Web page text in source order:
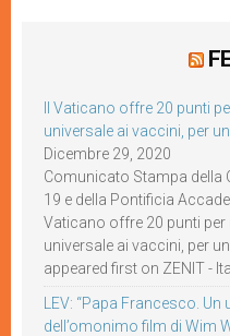
Il Vaticano offre 20 punti
universale ai vaccini, per
Dicembre 29, 2020
Comunicato Stampa della
19 e della Pontificia
Vaticano offre 20 punti
universale ai vaccini, per
appeared first on ZENIT -
LEV: “Papa Francesco.
dell’omonimo film di Wim